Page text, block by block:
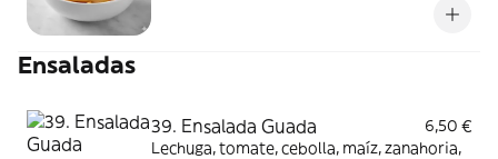
Ensaladas
39. Ensalada Guada
6,50 €
Lechuga, tomate, cebolla, maíz, zanahoria,